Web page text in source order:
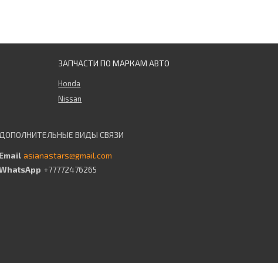
ЗАПЧАСТИ ПО МАРКАМ АВТО
Honda
Nissan
asianastars@gmail.com
+77772476265